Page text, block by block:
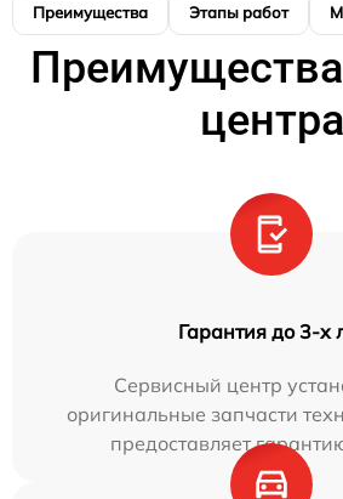
Преимущества Этапы работ
центра
Гарантия до 3-х
Сервисный центр
оригинальные запчасти
предоставляет